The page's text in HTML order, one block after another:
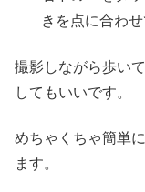
きを点に合わ
撮影しながら歩い
してもいいです。
めちゃくちゃ簡単
ます。